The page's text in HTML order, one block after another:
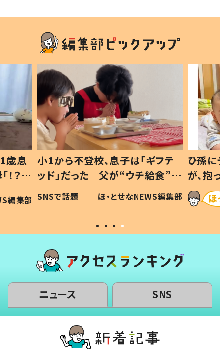
歳息
？」
編集部
小1から不登校、息子は「ギフテ
ッド」だった 父が“ウチ給食”を
作り続ける理由とは #令和の親
#令和の子
SNSで話題 ほ・とせなNEWS編集部
ひ孫
が、
「涙が
い」
ニュース SNS